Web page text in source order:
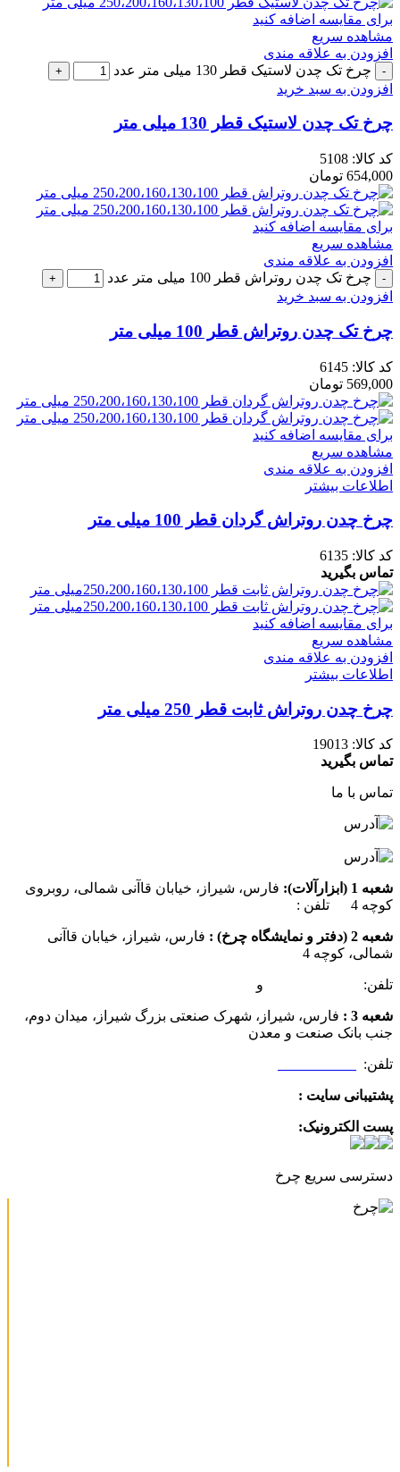
برای مقایسه اضافه کنید
مشاهده سریع
افزودن به علاقه مندی
چرخ تک چدن لاستیک قطر 130 میلی متر عدد
افزودن به سبد خرید
چرخ تک چدن لاستیک قطر 130 میلی متر
کد کالا: 5108
654,000 تومان
برای مقایسه اضافه کنید
مشاهده سریع
افزودن به علاقه مندی
چرخ تک چدن روتراش قطر 100 میلی متر عدد
افزودن به سبد خرید
چرخ تک چدن روتراش قطر 100 میلی متر
کد کالا: 6145
569,000 تومان
برای مقایسه اضافه کنید
مشاهده سریع
افزودن به علاقه مندی
اطلاعات بیشتر
چرخ چدن روتراش گردان قطر 100 میلی متر
کد کالا: 6135
تماس بگیرید
برای مقایسه اضافه کنید
مشاهده سریع
افزودن به علاقه مندی
اطلاعات بیشتر
چرخ چدن روتراش ثابت قطر 250 میلی متر
کد کالا: 19013
تماس بگیرید
تماس با ما
شعبه 1 (ابزارآلات):
فارس، شیراز، خیابان قاآنی شمالی، روبروی
کوچه 4 تلفن :
شعبه 2 (دفتر و نمایشگاه چرخ) :
فارس، شیراز، خیابان قاآنی
شمالی، کوچه 4
تلفن: و
شعبه 3 :
فارس، شیراز، شهرک صنعتی بزرگ شیراز، میدان دوم،
جنب بانک صنعت و معدن
تلفن:
پشتیبانی سایت :
پست الکترونیک:
دسترسی سریع چرخ